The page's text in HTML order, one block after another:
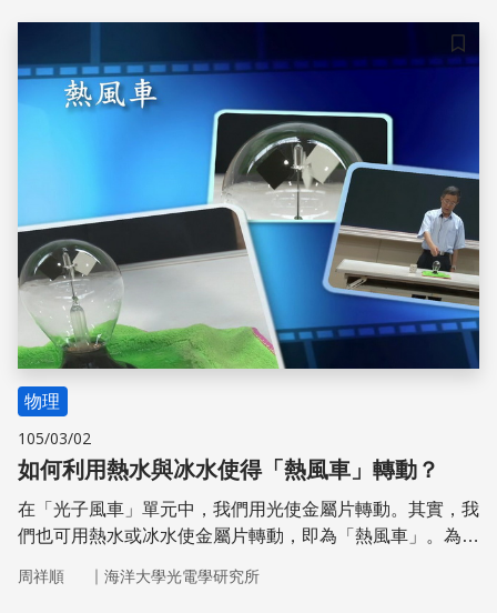
儲存
物理
105/03/02
如何利用熱水與冰水使得「熱風車」轉動？
在「光子風車」單元中，我們用光使金屬片轉動。其實，我
們也可用熱水或冰水使金屬片轉動，即為「熱風車」。為什
關。
周祥順 ｜ 海洋大學光電學研究所